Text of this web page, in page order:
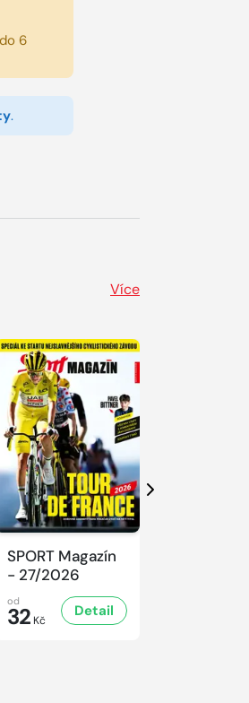
6
.
Více
SPORT Magazín
- 27/2026
od
32 Kč
Detail
Další